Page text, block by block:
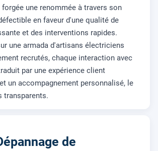
une renommée à travers son
en faveur d'une qualité de
et des interventions rapides.
une armada d'artisans électriciens
recrutés, chaque interaction avec
par une expérience client
un accompagnement personnalisé, le
transparents.
de